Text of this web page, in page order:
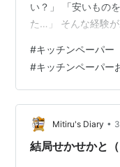
い？」 「安いもの
た…」 そんな経験
使う消耗品だからこ
ぶことが大切です
イプなど、コスパ
回は、長持ち・破
ンペーパーを比較
と、…
#キッチンペーパー
#キッチンペーパー
Mitiru's Diary •
結局せかせかと